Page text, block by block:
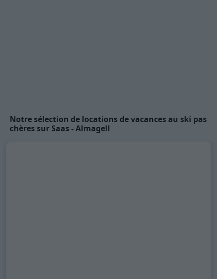
Notre sélection de locations de vacances au ski pas
chères sur Saas - Almagell